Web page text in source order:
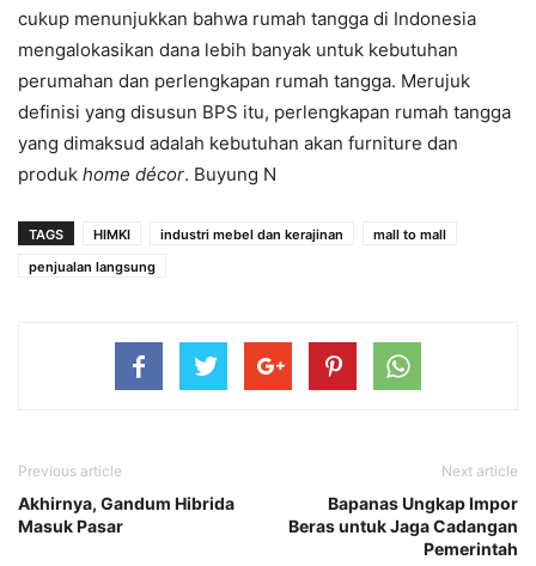
cukup menunjukkan bahwa rumah tangga di Indonesia
mengalokasikan dana lebih banyak untuk kebutuhan
perumahan dan perlengkapan rumah tangga. Merujuk
definisi yang disusun BPS itu, perlengkapan rumah tangga
yang dimaksud adalah kebutuhan akan furniture dan
produk home décor. Buyung N
TAGS HIMKI industri mebel dan kerajinan
mall to mall
penjualan langsung
Previous article
Akhirnya, Gandum Hibrida
Masuk Pasar
Next article
Bapanas Ungkap Impor
Beras untuk Jaga Cadangan
Pemerintah